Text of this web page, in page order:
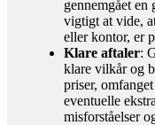
gennemgået
vigtigt at vide,
eller kontor, er
Klare aftaler:
klare vilkår og
priser,
eventuelle
misforståelser